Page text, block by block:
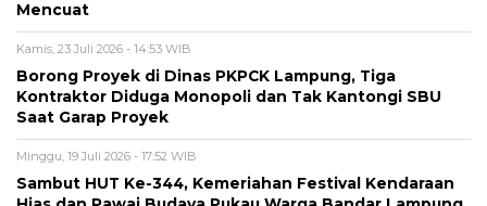
Mencuat
Kamis, 23 Juli 2026 - 14:53 WIB
Borong Proyek di Dinas PKPCK Lampung, Tiga
Kontraktor Diduga Monopoli dan Tak Kantongi SBU
Saat Garap Proyek
Minggu, 19 Juli 2026 - 17:52 WIB
Sambut HUT Ke-344, Kemeriahan Festival Kendaraan